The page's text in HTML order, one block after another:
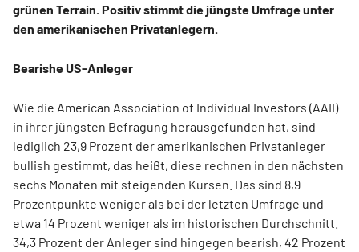
grünen Terrain. Positiv stimmt die jüngste Umfrage unter
den amerikanischen Privatanlegern.
Bearishe US-Anleger
Wie die American Association of Individual Investors (AAII)
in ihrer jüngsten Befragung herausgefunden hat, sind
lediglich 23,9 Prozent der amerikanischen Privatanleger
bullish gestimmt, das heißt, diese rechnen in den nächsten
sechs Monaten mit steigenden Kursen. Das sind 8,9
Prozentpunkte weniger als bei der letzten Umfrage und
etwa 14 Prozent weniger als im historischen Durchschnitt.
34,3 Prozent der Anleger sind hingegen bearish, 42 Prozent